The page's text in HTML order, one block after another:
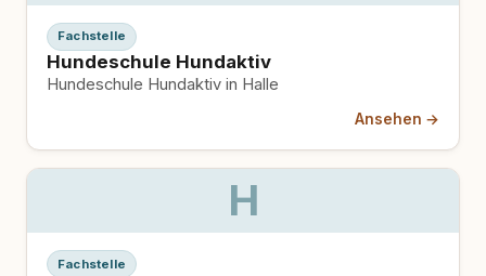
Fachstelle
Hundeschule Hundaktiv
Hundeschule Hundaktiv in Halle
Ansehen →
H
Fachstelle